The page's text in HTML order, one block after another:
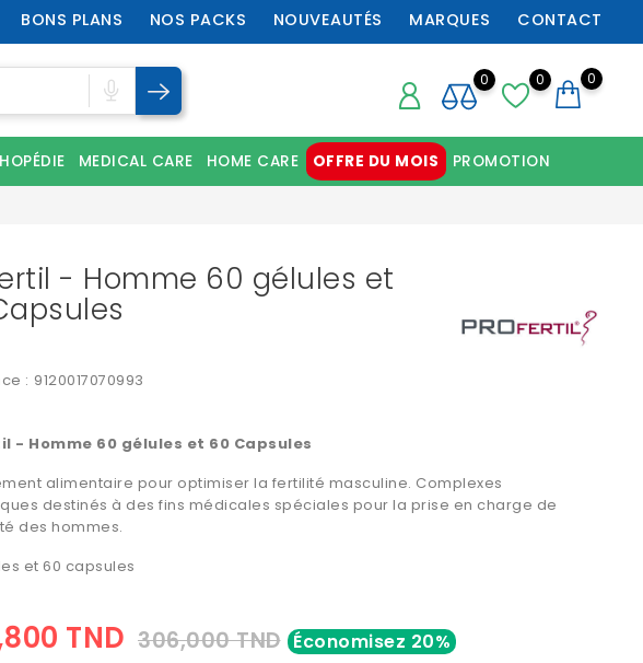
BONS PLANS NOS PACKS NOUVEAUTÉS MARQUES CONTACT
0 0
0
MEDICAL CARE HOME CARE OFFRE DU MOIS PROMOTION
- Homme 60 gélules et
: 9120017070993
- Homme 60 gélules et 60 Capsules
alimentaire pour optimiser la fertilité masculine. Complexes
destinés à des fins médicales spéciales pour la prise en charge de
des hommes.
et 60 capsules
TND 306,000 TND Économisez 20%